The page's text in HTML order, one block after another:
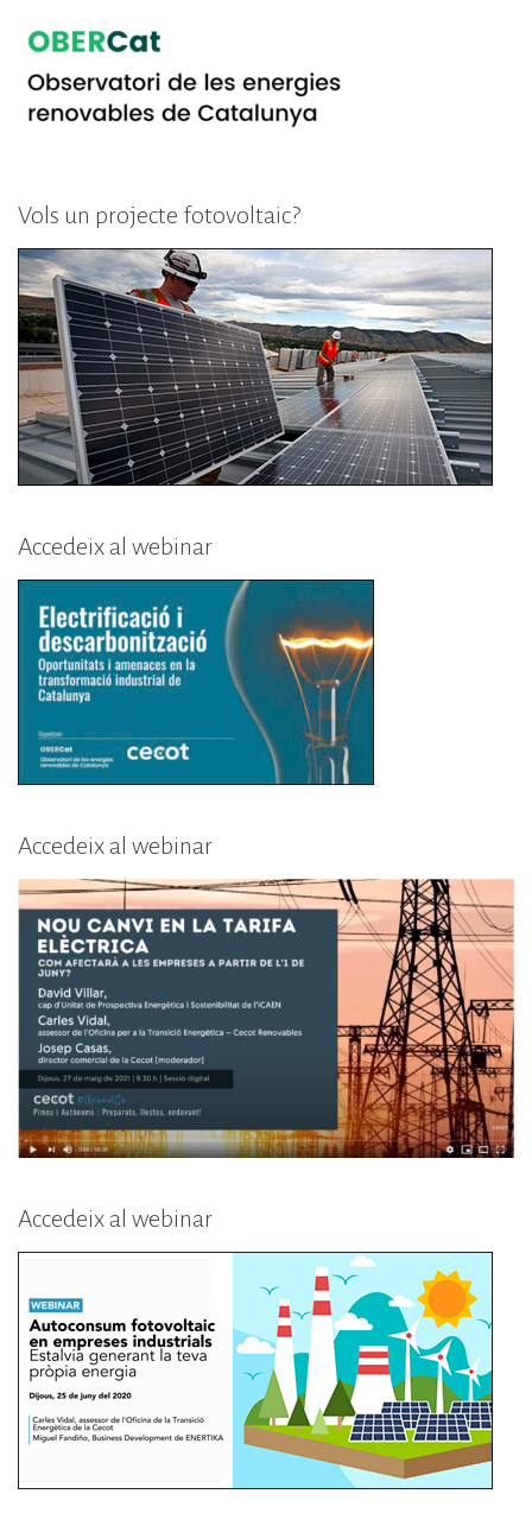
Vols un projecte fotovoltaic?
Accedeix al webinar
Accedeix al webinar
Accedeix al webinar